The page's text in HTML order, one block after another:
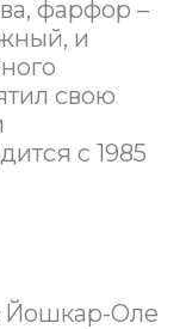
фарфор –
и
свою
с 1985
Йошкар-Оле